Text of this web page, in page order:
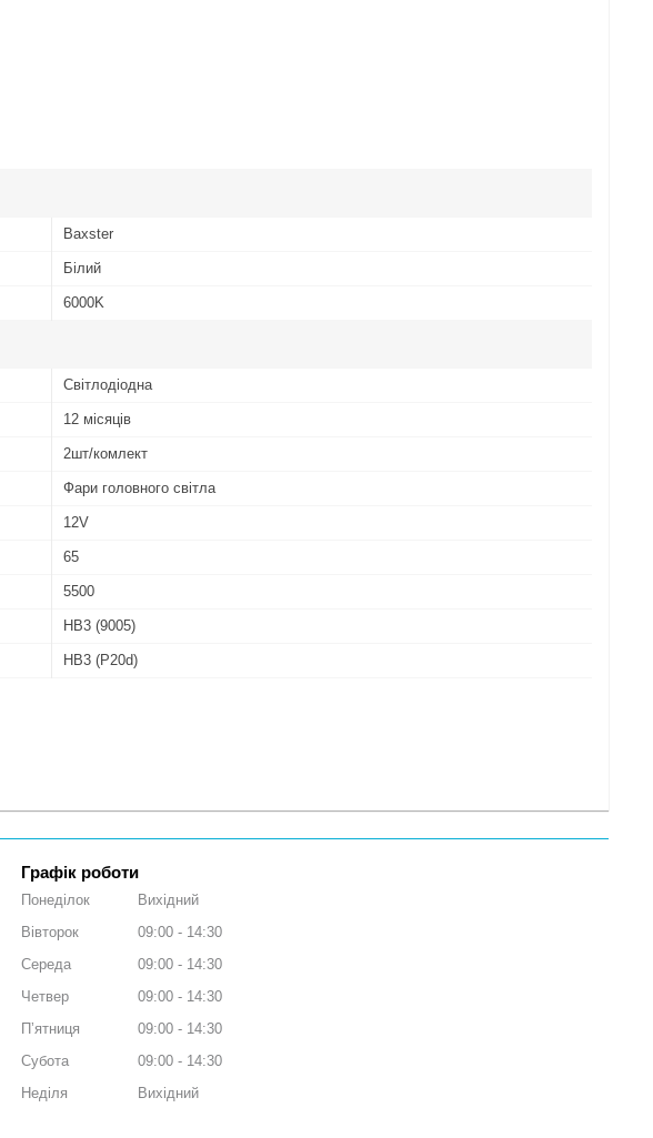
Baxster
Білий
6000K
Світлодіодна
12 місяців
2шт/комлект
Фари головного світла
12V
65
5500
HB3 (9005)
HB3 (P20d)
Графік роботи
Понеділок
Вихідний
Вівторок
09:00
14:30
Середа
09:00
14:30
Четвер
09:00
14:30
Пʼятниця
09:00
14:30
Субота
09:00
14:30
Неділя
Вихідний